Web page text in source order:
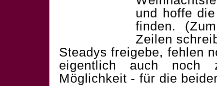
und hoffe
finden.
Zeilen
Steadys freigebe, fehlen
eigentlich auch noch
Möglichkeit - für die